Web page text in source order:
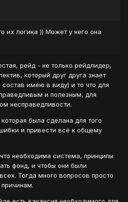
их логика )) Может у него она
рейд - не только рейдлидер,
который друг друга знает
имею в виду) и то что для
и полезным, для
несправедливости.
была сделана для того
и привести всё к общему
необходима система, принципы
фонд, и чтобы они были
Тогда много вопросов просто